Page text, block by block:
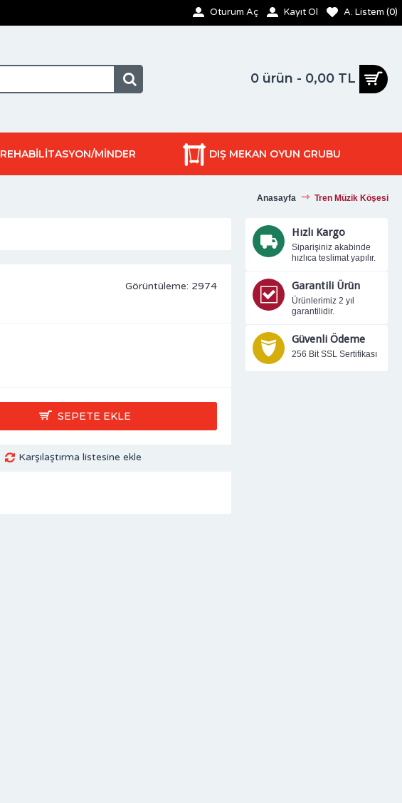
Oturum Aç Kayıt Ol A. Listem (0)
0 ürün - 0,00 TL
REHABİLİTASYON/MİNDER DIŞ MEKAN OYUN GRUBU
Anasayfa Tren Müzik Köşesi
Hızlı Kargo
Siparişiniz akabinde
hızlıca teslimat yapılır.
Garantili Ürün
Ürünlerimiz 2 yıl
garantilidir.
Güvenli Ödeme
256 Bit SSL Sertifikası
Görüntüleme: 2974
SEPETE EKLE
Karşılaştırma listesine ekle